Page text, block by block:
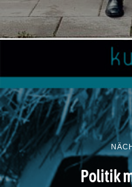
Politik